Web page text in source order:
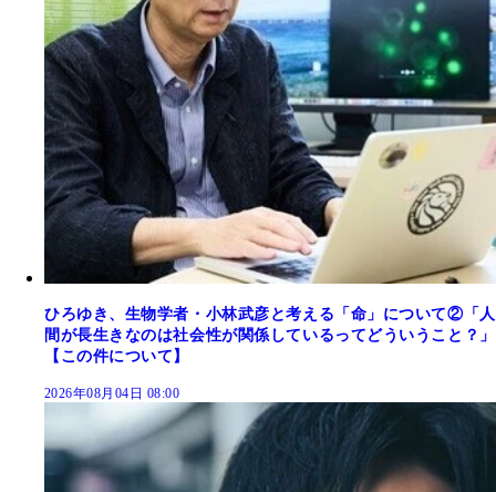
ひろゆき、生物学者・小林武彦と考える「命」について②「人
間が長生きなのは社会性が関係しているってどういうこと？」
【この件について】
2026年08月04日 08:00